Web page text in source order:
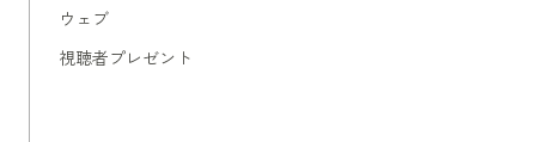
ウェブ
視聴者プレゼント